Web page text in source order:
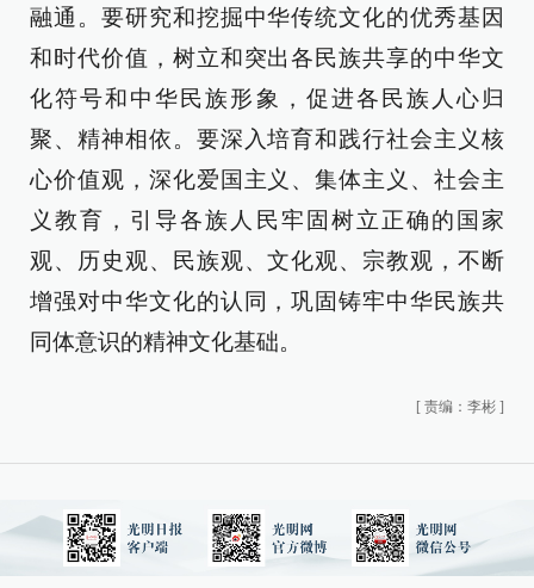
融通。要研究和挖掘中华传统文化的优秀基因
和时代价值，树立和突出各民族共享的中华文
化符号和中华民族形象，促进各民族人心归
聚、精神相依。要深入培育和践行社会主义核
心价值观，深化爱国主义、集体主义、社会主
义教育，引导各族人民牢固树立正确的国家
观、历史观、民族观、文化观、宗教观，不断
增强对中华文化的认同，巩固铸牢中华民族共
同体意识的精神文化基础。
[ 责编：李彬 ]